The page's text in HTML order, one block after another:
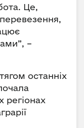
Це,
–
останніх
регіонах